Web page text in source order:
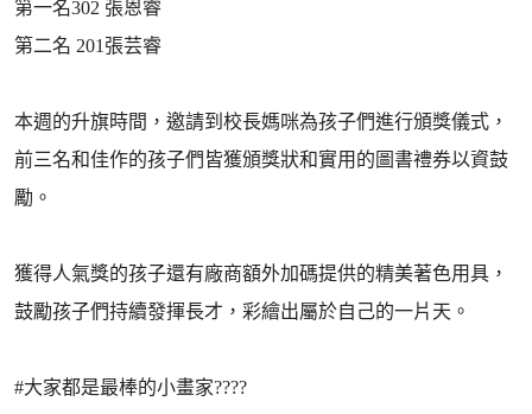
第一名302 張恩睿
第二名 201張芸睿
本週的升旗時間，邀請到校長媽咪為孩子們進行頒獎儀式，
前三名和佳作的孩子們皆獲頒獎狀和實用的圖書禮券以資鼓
勵。
獲得人氣獎的孩子還有廠商額外加碼提供的精美著色用具，
鼓勵孩子們持續發揮長才，彩繪出屬於自己的一片天。
#大家都是最棒的小畫家?‍??‍?